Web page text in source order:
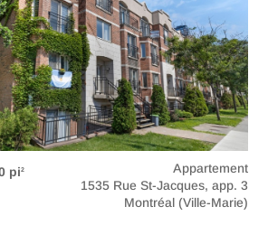
pi2
Appartement
1535 Rue St-Jacques, app. 3
Montréal (Ville-Marie)